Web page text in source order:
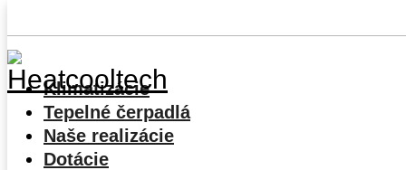
Klimatizácie
Tepelné čerpadlá
Naše realizácie
Dotácie